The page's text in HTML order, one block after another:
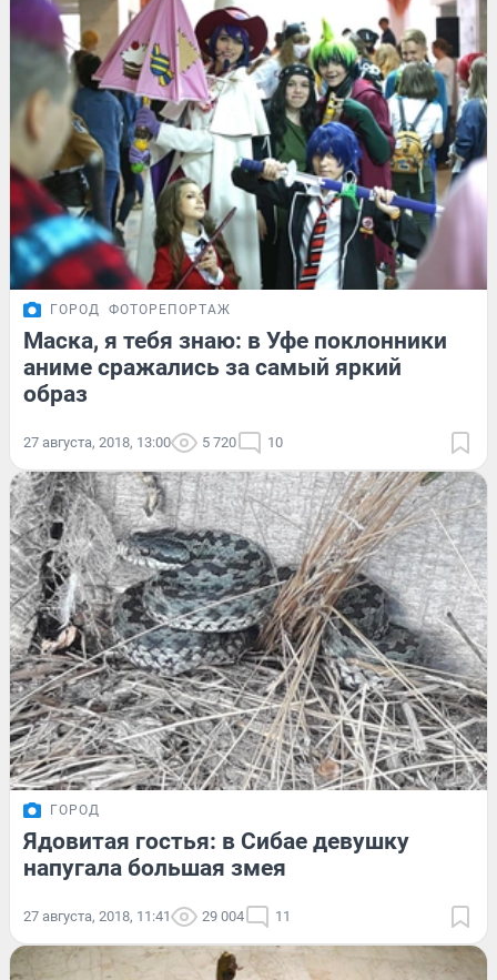
ГОРОД ФОТОРЕПОРТАЖ
Маска, я тебя знаю: в Уфе поклонники
аниме сражались за самый яркий
образ
27 августа, 2018, 13:00 5 720 10
ГОРОД
Ядовитая гостья: в Сибае девушку
напугала большая змея
27 августа, 2018, 11:41 29 004 11